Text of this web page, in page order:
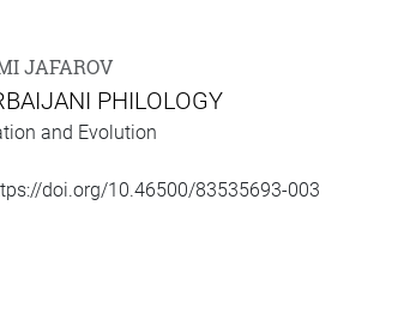
JAFAROV
PHILOLOGY
and Evolution
doi.org/10.46500/83535693-003